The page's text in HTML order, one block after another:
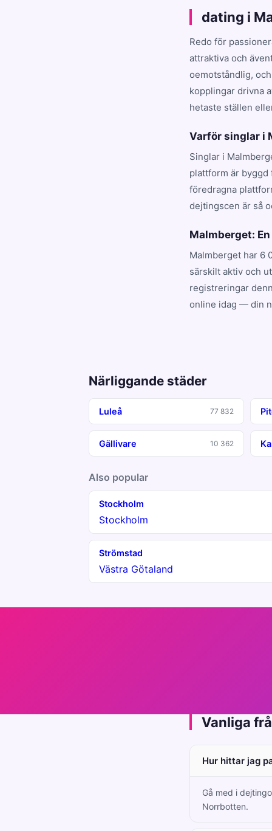
dating i
Redo för
attraktiva och
oemotståndlig,
kopplingar drivna
hetaste ställen
Varför singlar i
Singlar i
plattform är
föredragna
dejtingscen är så
Malmberget:
Malmberget har 6
särskilt aktiv och
registreringar
online idag — din
Närliggande städer
Luleå 77 832
Gällivare 10 362
Also popular
Stockholm
Stockholm
Strömstad
Västra Götaland
Vanliga
Hur hittar jag
Gå med i
Norrbotten.